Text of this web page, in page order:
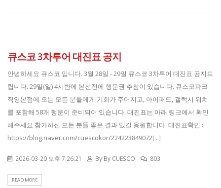
큐스코 3차투어 대진표 공지
안녕하세요 큐스코 입니다. 3월 28일 - 29일 큐스코 3차투어 대진표 공지드
립니다. 29일(일) 4시반에 본선전에 행운권 추첨이 있습니다. 큐스코파크
직영본점에 오는 모든 분들에게 기회가 주어지고, 아이패드, 갤럭시 워치
를 포함해 58개 행운이 준비되어 있습니다. 대진표는 아래 링크에서 확인
해주세요 참가하신 모든 분들 좋은 결과 있길 응원합니다. 대진표확인 :
https://blog.naver.com/cuescokor/224223849072[...]
2026-03-20 오후 7:26:21 By By CUESCO 803
READ MORE